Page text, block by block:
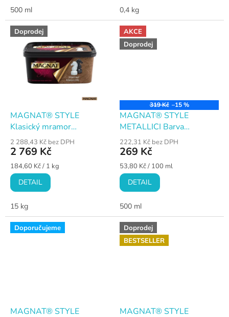
500 ml 0,4 kg
Doprodej
MAGNAT® STYLE
Klasický mramor
Interiérová dekorační
stěrka
2 288,43 Kč bez DPH
2 769 Kč
Měrná
cena:
184,60 Kč / 1 kg
DETAIL
15 kg
AKCE
Doprodej
319 Kč –15 %
MAGNAT® STYLE
METALLICI Barva
interiérová strukturální
222,31 Kč bez DPH
269 Kč
Měrná
cena:
53,80 Kč / 100 ml
DETAIL
500 ml
Doporučujeme
MAGNAT® STYLE
Doprodej
BESTSELLER
MAGNAT® STYLE